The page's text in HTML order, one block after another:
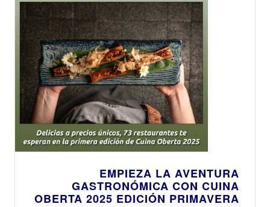
EMPIEZA LA AVENTURA
GASTRONÓMICA CON CUINA
OBERTA 2025 EDICIÓN PRIMAVERA